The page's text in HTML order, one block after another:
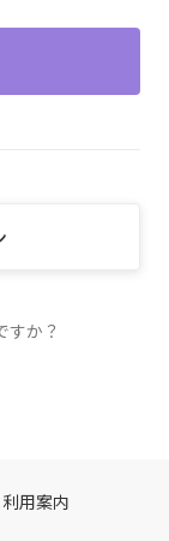
すか？
利用案内